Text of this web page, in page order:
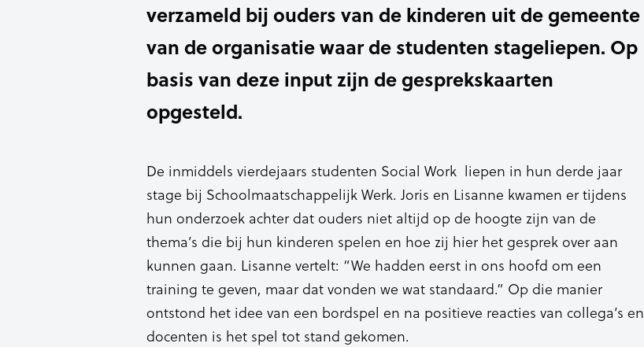
verzameld bij ouders van de kinderen uit de gemeente
van de organisatie waar de studenten stageliepen. Op
basis van deze input zijn de gesprekskaarten
opgesteld.
De inmiddels vierdejaars studenten Social Work liepen in hun derde jaar
stage bij Schoolmaatschappelijk Werk. Joris en Lisanne kwamen er tijdens
hun onderzoek achter dat ouders niet altijd op de hoogte zijn van de
thema’s die bij hun kinderen spelen en hoe zij hier het gesprek over aan
kunnen gaan. Lisanne vertelt: “We hadden eerst in ons hoofd om een
training te geven, maar dat vonden we wat standaard.” Op die manier
ontstond het idee van een bordspel en na positieve reacties van collega’s en
docenten is het spel tot stand gekomen.